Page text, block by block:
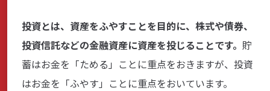
投資とは、資産をふやすことを目的に、株式や債券、
投資信託などの金融資産に資産を投じることです。 貯
蓄はお金を「ためる」ことに重点をおきますが、投資
はお金を「ふやす」ことに重点をおいています。